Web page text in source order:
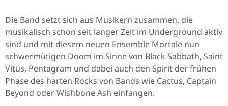
Die Band setzt sich aus Musikern zusammen, die
musikalisch schon seit langer Zeit im Underground aktiv
sind und mit diesem neuen Ensemble Mortale nun
schwermütigen Doom im Sinne von Black Sabbath, Saint
Vitus, Pentagram und dabei auch den Spirit der frühen
Phase des harten Rocks von Bands wie Cactus, Captain
Beyond oder Wishbone Ash einfangen.